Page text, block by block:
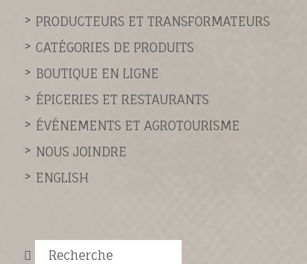
PRODUCTEURS ET TRANSFORMATEURS
CATÉGORIES DE PRODUITS
BOUTIQUE EN LIGNE
ÉPICERIES ET RESTAURANTS
ÉVÉNEMENTS ET AGROTOURISME
NOUS JOINDRE
ENGLISH
Recherche